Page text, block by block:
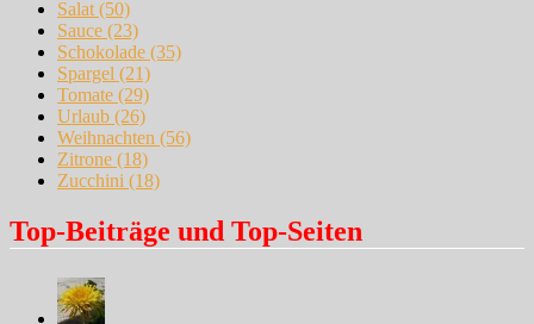
Salat(50)
Sauce (23)
Schokolade (35)
Spargel (21)
Tomate (29)
Urlaub (26)
Weihnachten (56)
Zitrone (18)
Zucchini (18)
Top-Beiträge und Top-Seiten